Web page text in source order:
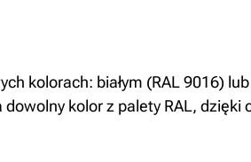
kolorach: białym (RAL 9016)
kolor z palety RAL, dzięki